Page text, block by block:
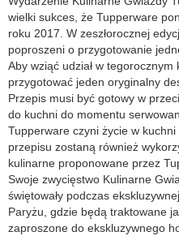
wielki sukces, że Tupperware
roku 2017. W zeszłorocznej
poproszeni o przygotowanie
Aby wziąć udział w
przygotować jeden oryginalny
Przepis musi być gotowy w
do kuchni do momentu
Tupperware czyni życie w
przepisu zostaną również
kulinarne proponowane przez
Swoje zwycięstwo Kulinarne
świętowały podczas
Paryżu, gdzie będą traktowane
zaproszone do ekskluzywnego